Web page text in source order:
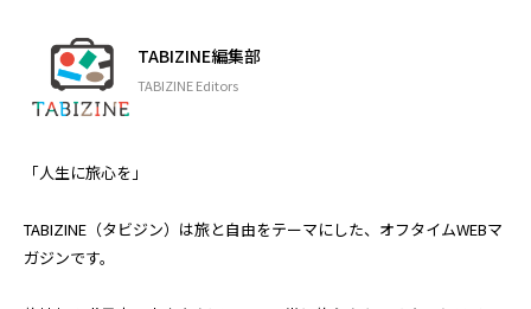
TABIZINE編集部
TABIZINE Editors
「人生に旅心を」
TABIZINE（タビジン）は旅と自由をテーマにした、オフタイムWEBマ
ガジンです。